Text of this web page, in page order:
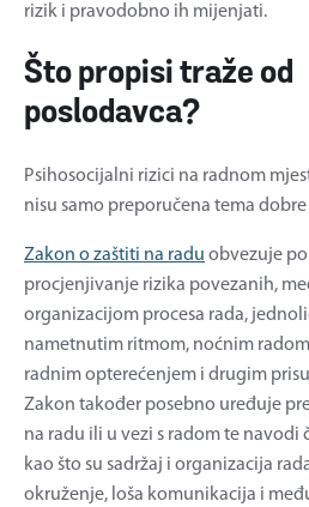
rizik i pravodobno ih mijenjati.
Što propisi traže od
poslodavca?
Psihosocijalni rizici na radnom
nisu samo preporučena tema dobre
Zakon o zaštiti na radu obvezuje
procjenjivanje rizika povezanih,
organizacijom procesa rada,
nametnutim ritmom, noćnim
radnim opterećenjem i drugim
Zakon također posebno uređuje
na radu ili u vezi s radom te navodi
kao što su sadržaj i organizacija
okruženje, loša komunikacija i